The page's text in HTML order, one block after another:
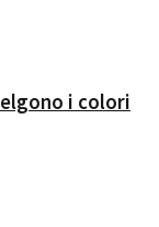
i colori